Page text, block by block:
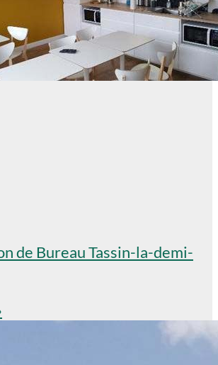
de Bureau Tassin-la-demi-